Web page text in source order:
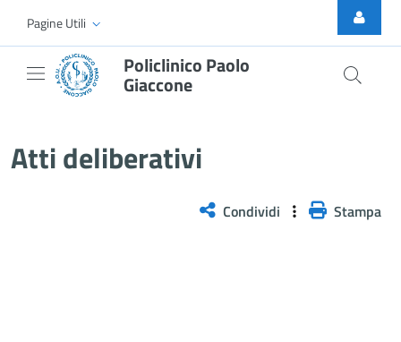
Skip to Main Content
Pagine Utili
Policlinico Paolo
Giaccone
Atti deliberativi
Condividi Stampa